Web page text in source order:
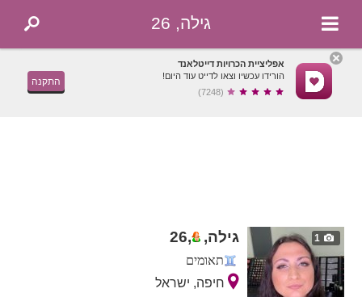
גילה, 26
אפליציית הכרויות דייטלאנד
הורידו עכשיו וצאו לדייט עוד היום!
(7248)
התקנה
1 גילה, ,
26
תאומים
חיפה, ישראל